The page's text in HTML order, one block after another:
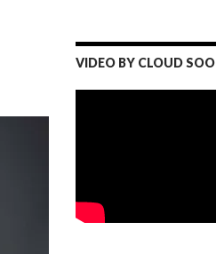
VIDEO BY CLOUD SOO